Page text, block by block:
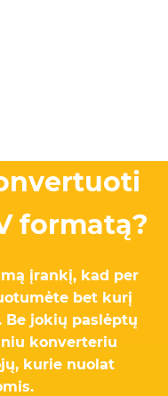
formatą?
įrankį, kad per
bet kurį
Be jokių paslėptų
konverteriu
kurie nuolat